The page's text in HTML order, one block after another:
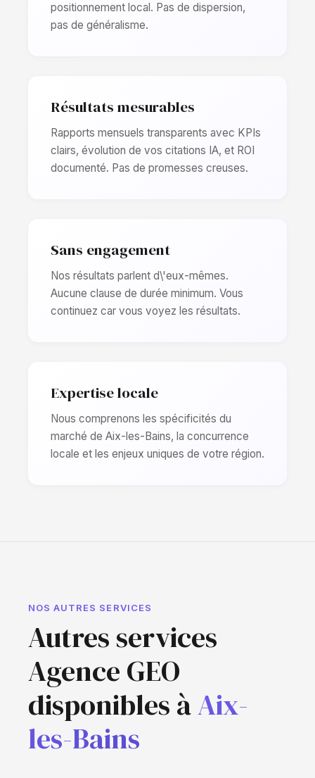
positionnement local. Pas de dispersion,
pas de généralisme.
Résultats mesurables
Rapports mensuels transparents avec KPIs
clairs, évolution de vos citations IA, et ROI
documenté. Pas de promesses creuses.
Sans engagement
Nos résultats parlent d\'eux-mêmes.
Aucune clause de durée minimum. Vous
continuez car vous voyez les résultats.
Expertise locale
Nous comprenons les spécificités du
marché de Aix-les-Bains, la concurrence
locale et les enjeux uniques de votre région.
NOS AUTRES SERVICES
Autres services
Agence GEO
disponibles àAix-
les-Bains